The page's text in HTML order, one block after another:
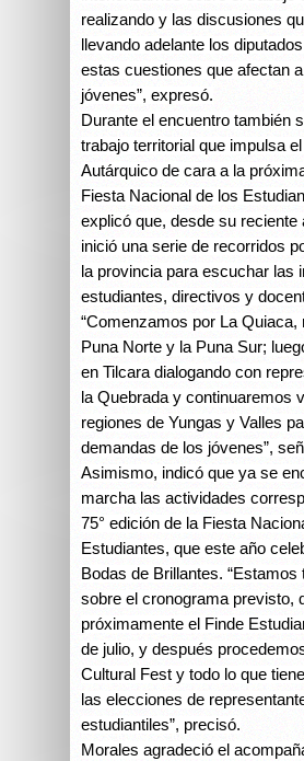
realizando y las discusiones
llevando adelante los
estas cuestiones que afectan
jóvenes”, expresó.
Durante el encuentro también
trabajo territorial que impulsa
Autárquico de cara a la
Fiesta Nacional de los
explicó que, desde su reciente
inició una serie de recorridos
la provincia para escuchar las
estudiantes, directivos y
“Comenzamos por La Quiaca,
Puna Norte y la Puna Sur;
en Tilcara dialogando con
la Quebrada y continuaremos
regiones de Yungas y Valles
demandas de los jóvenes”,
Asimismo, indicó que ya se
marcha las actividades
75° edición de la Fiesta
Estudiantes, que este año
Bodas de Brillantes. “Estamos
sobre el cronograma previsto,
próximamente el Finde
de julio, y después
Cultural Fest y todo lo que
las elecciones de
estudiantiles”, precisó.
Morales agradeció el